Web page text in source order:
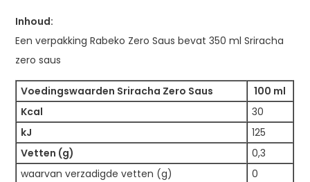
Inhoud:
Een verpakking Rabeko Zero Saus bevat 350 ml Sriracha
zero saus
Voedingswaarden Sriracha Zero Saus
100 ml
Kcal
30
kJ
125
Vetten (g)
0,3
waarvan verzadigde vetten (g)
0